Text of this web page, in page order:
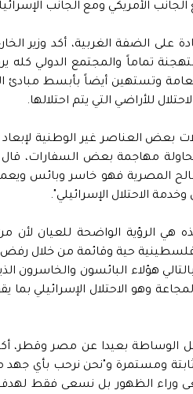
الأمريكي ومع الجانب
على الضفة الغربية، أكد وزير
تماماً والمجتمع الدولي كله
وتستهين أيضاً بأبسط مبادئ
للأراضي التي يتم احتلالها.
بعض العناصر غير الوطنية
مهاجمة بعض السفارات، قال
المصرية فهو خاسر وبائس
الاحتلال الإسرائيلي".
هي الرؤية الواضحة للعيان لأن
حية وقائمة من خلال
هؤلاء البائسون والخاسرون
وهو الاحتلال الإسرائيلي بما
الوساطة بعيدا عن مصر وقطر،
ومستمرة و"نحن نرحب بأي
وراء الظهور بل نسعى فقط لهدف